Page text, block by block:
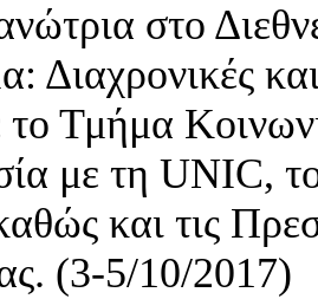
στο
Διαχρονικές
Τμήμα
με τη UNIC,
και τις
(3-5/10/2017)